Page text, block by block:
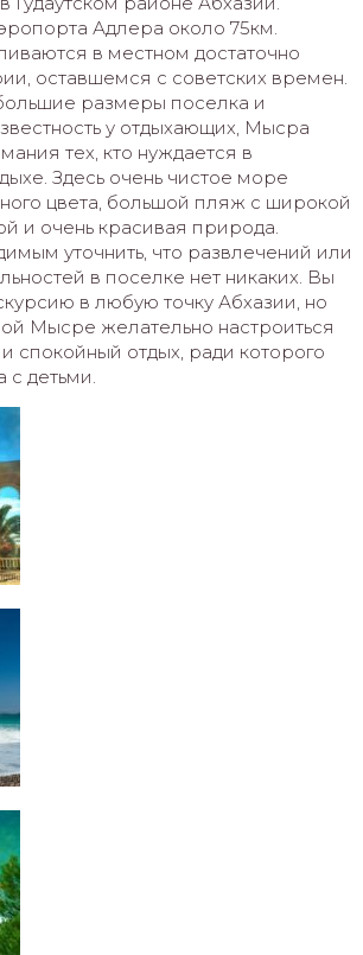
Адлера около 75км.
в местном достаточно
оставшемся с советских времен.
размеры поселка и
у отдыхающих, Мысра
тех, кто нуждается в
Здесь очень чистое море
цвета, большой пляж с широкой
и очень красивая природа.
уточнить, что развлечений или
в поселке нет никаких. Вы
в любую точку Абхазии, но
Мысре желательно настроиться
спокойный отдых, ради которого
с детьми.